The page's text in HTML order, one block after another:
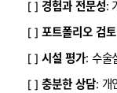
[ ] 경험과 전문성:
[ ] 포트폴리오 검토
[ ] 시설 평가: 수술
[ ] 충분한 상담: 개